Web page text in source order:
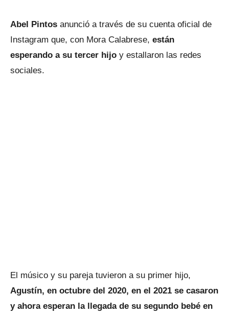
Abel Pintos anunció a través de su cuenta oficial de
Instagram que, con Mora Calabrese, están
esperando a su tercer hijo y estallaron las redes
sociales.
El músico y su pareja tuvieron a su primer hijo,
Agustín, en octubre del 2020, en el 2021 se casaron
y ahora esperan la llegada de su segundo bebé en